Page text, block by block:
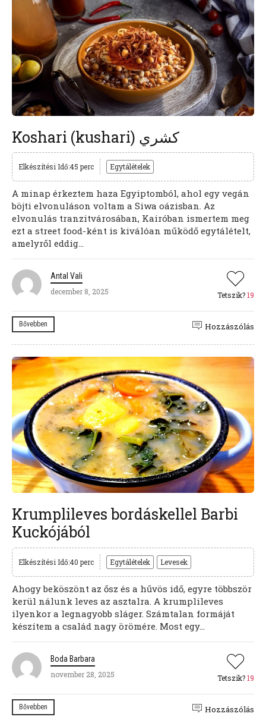
Koshari (kushari) كشري
Elkészítési Idő:45 perc Egytálételek
A minap érkeztem haza Egyiptomból, ahol egy vegán
böjti elvonuláson voltam a Siwa oázisban. Az
elvonulás tranzitvárosában, Kairóban ismertem meg
ezt a street food-ként is kiválóan működő egytálételt,
amelyről eddig...
Antal Vali
december 8, 2025
Tetszik?19
Bővebben Hozzászólás
Krumplileves bordáskellel Barbi
Kuckójából
Elkészítési Idő:40 perc Egytálételek Levesek
Ahogy beköszönt az ősz és a hűvös idő, egyre többször
kerül nálunk leves az asztalra. A krumplileves
ilyenkor a legnagyobb sláger. Számtalan formáját
készítem a család nagy örömére. Most egy...
Boda Barbara
november 28, 2025
Tetszik?19
Bővebben Hozzászólás